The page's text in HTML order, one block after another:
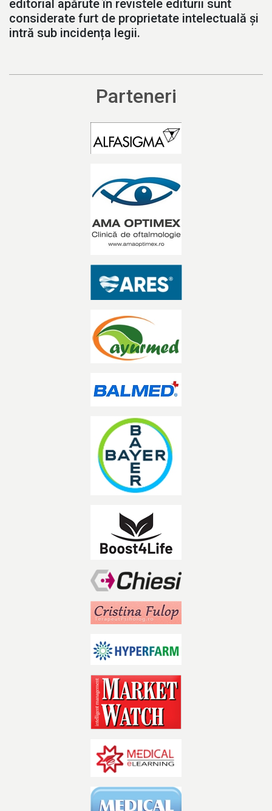
editorial apărute în revistele editurii sunt
considerate furt de proprietate intelectuală și
intră sub incidența legii.
Parteneri